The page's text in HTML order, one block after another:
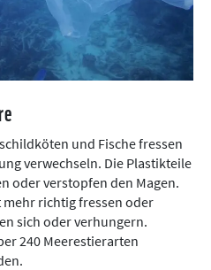
und Fische fressen
verwechseln. Die Plastikteile
oder verstopfen den Magen.
richtig fressen oder
sich oder verhungern.
240 Meerestierarten